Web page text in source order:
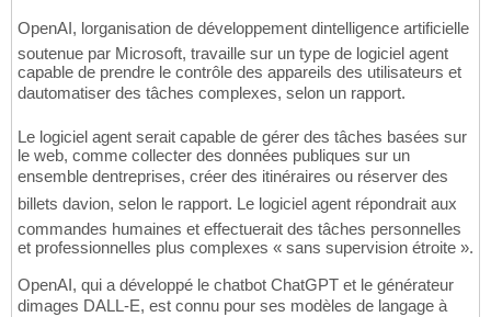
OpenAI, lorganisation de développement dintelligence artificielle
soutenue par Microsoft, travaille sur un type de logiciel agent
capable de prendre le contrôle des appareils des utilisateurs et
dautomatiser des tâches complexes, selon un rapport.
Le logiciel agent serait capable de gérer des tâches basées sur
le web, comme collecter des données publiques sur un
ensemble dentreprises, créer des itinéraires ou réserver des
billets davion, selon le rapport. Le logiciel agent répondrait aux
commandes humaines et effectuerait des tâches personnelles
et professionnelles plus complexes « sans supervision étroite ».
OpenAI, qui a développé le chatbot ChatGPT et le générateur
dimages DALL-E, est connu pour ses modèles de langage à